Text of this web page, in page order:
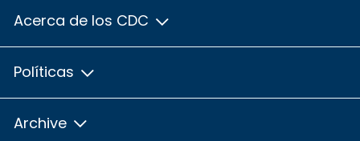
Acerca de los CDC
Políticas
Archive